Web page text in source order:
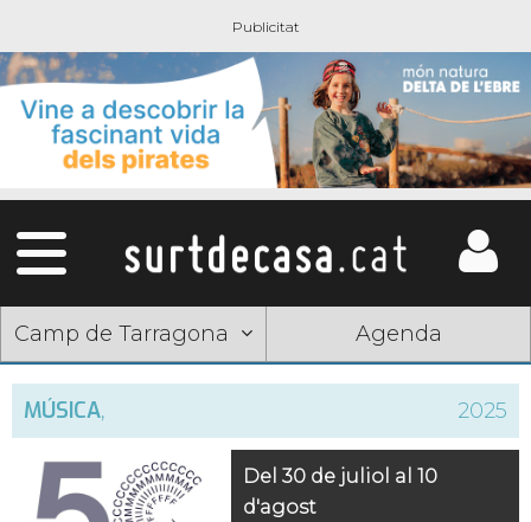
Camp de Tarragona Agenda
MÚSICA, 2025
Del 30 de juliol al 10
d'agost